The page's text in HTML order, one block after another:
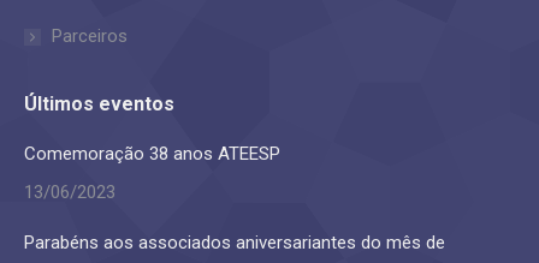
Parceiros
Últimos eventos
Comemoração 38 anos ATEESP
13/06/2023
Parabéns aos associados aniversariantes do mês de